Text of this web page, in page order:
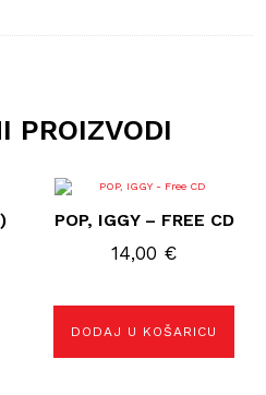
PROIZVODI
POP, IGGY – FREE CD
14,00 €
DODAJ U KOŠARICU